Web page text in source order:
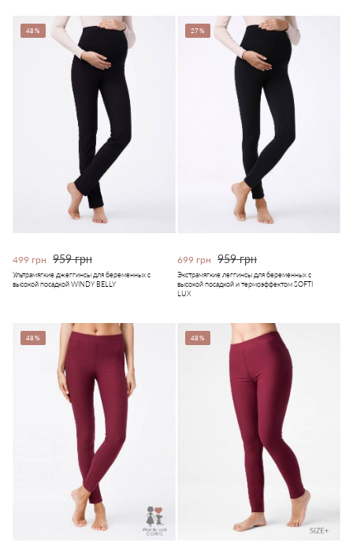
48%
499 грн 959 грн
Ультрамягкие джеггинсы для беременных с
высокой посадкой WINDY BELLY
27%
699 грн 959 грн
Экстрамягкие леггинсы для беременных с
высокой посадкой и термоэффектом SOFTI
LUX
48% 48%